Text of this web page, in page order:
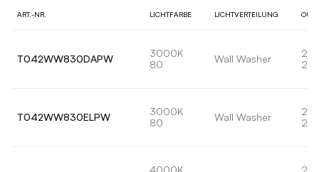
ART.-NR. LICHTFARBE LICHTVERTEILUNG
T042WW830DAPW
3000K
80
Wall Washer
T042WW830ELPW
3000K
80
Wall Washer
4000K